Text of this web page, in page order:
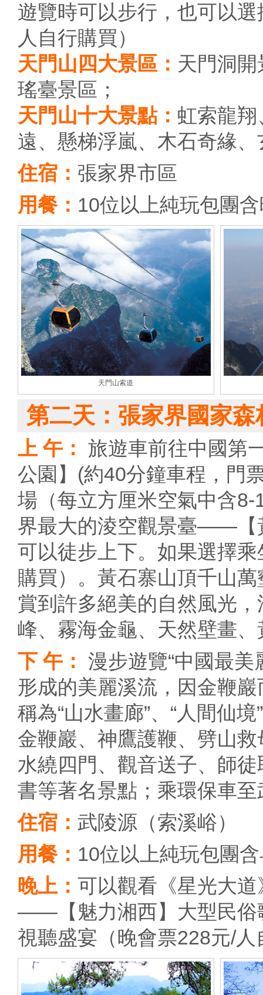
遊覽時可以步行，也可以
人自行購買）
天門山四大景區： 天門洞
瑤臺景區；
天門山十大景點： 虹索龍
遠、懸梯浮嵐、木石奇緣
住宿： 張家界市區
用餐： 10位以上純玩包團
天門山索道
第二天：張家界國家
上 午： 旅遊車前往中國第
公園】(約40分鐘車程，門
場（每立方厘米空氣中含
界最大的淩空觀景臺——【
可以徒步上下。如果選擇
購買）。黃石寨山頂千山
賞到許多絕美的自然風光
峰、霧海金龜、天然壁畫
下 午：
漫步遊覽“中國最
形成的美麗溪流，因金鞭
稱為“山水畫廊”、“人間仙
金鞭巖、神鷹護鞭、劈山
水繞四門、觀音送子、師
書等著名景點；乘環保車
住宿： 武陵源（索溪峪）
用餐： 10位以上純玩包團
晚上： 可以觀看《星光大
——【魅力湘西】大型民俗
視聽盛宴（晚會票228元/